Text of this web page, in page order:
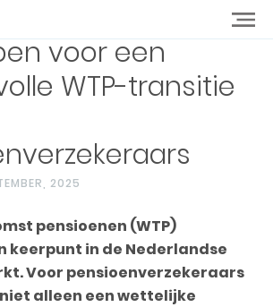
voor een
WTP-transitie
2025
pensioenen (WTP)
keerpunt in de Nederlandse
Voor pensioenverzekeraars
alleen een wettelijke